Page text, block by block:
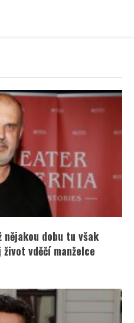
dobu tu však
vděčí manželce